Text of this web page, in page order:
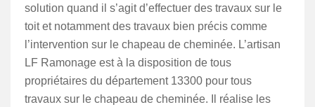
solution quand il s’agit d’effectuer des travaux sur le
toit et notamment des travaux bien précis comme
l’intervention sur le chapeau de cheminée. L’artisan
LF Ramonage est à la disposition de tous
propriétaires du département 13300 pour tous
travaux sur le chapeau de cheminée. Il réalise les